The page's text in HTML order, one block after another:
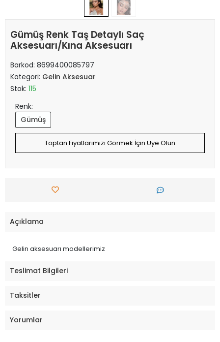
Gümüş Renk Taş Detaylı Saç
Aksesuarı/Kına Aksesuarı
Barkod: 8699400085797
Kategori: Gelin Aksesuar
Stok: 115
Renk:
Gümüş
Toptan Fiyatlarımızı Görmek İçin Üye Olun
Açıklama
Gelin aksesuarı modellerimiz
Teslimat Bilgileri
Taksitler
Yorumlar